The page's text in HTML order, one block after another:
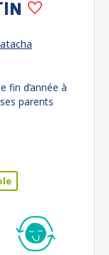
fin d’année à
parents